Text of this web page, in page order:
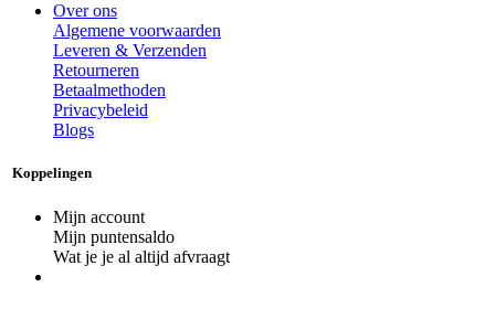
Over ons
Algemene voorwaarden
Leveren & Verzenden
Retourneren
Betaalmethoden
Privacybeleid
Blogs
Koppelingen
Mijn account
Mijn puntensaldo
Wat je je al altijd afvraagt